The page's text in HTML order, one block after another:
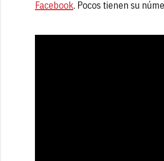
Facebook. Pocos tienen su